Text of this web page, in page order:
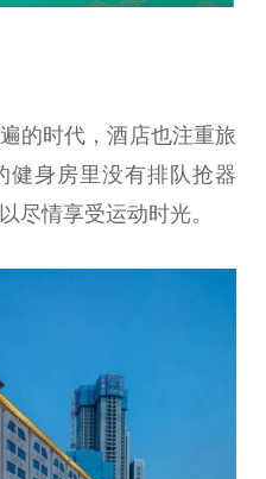
的时代，酒店也注重旅
健身房里没有排队抢器
尽情享受运动时光。